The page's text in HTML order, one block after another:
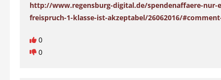
http://www.regensburg-digital.de/spendenaffaere-nur-
freispruch-1-klasse-ist-akzeptabel/26062016/
0
0